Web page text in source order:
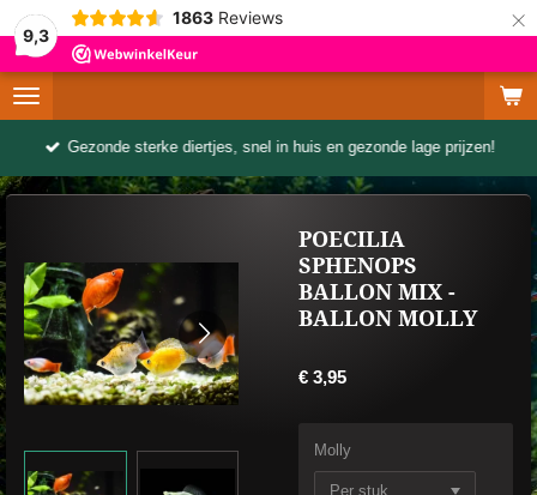
9,3
1863 Reviews ×
Gezonde sterke diertjes, snel in huis en gezonde lage prijzen!
POECILIA
SPHENOPS
BALLON MIX -
BALLON MOLLY
€ 3,95
Molly